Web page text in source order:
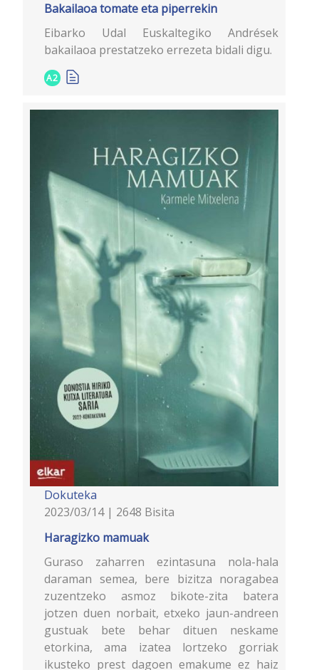
Bakailaoa tomate eta piperrekin
Eibarko Udal Euskaltegiko Andrések
bakailaoa prestatzeko errezeta bidali digu.
A2
Dokuteka
2023/03/14 | 2648 Bisita
Haragizko mamuak
Guraso zaharren ezintasuna nola-hala
daraman semea, bere bizitza noragabea
zuzentzeko asmoz bikote-zita batera
jotzen duen norbait, etxeko jaun-andreen
gustuak bete behar dituen neskame
etorkina, ama izatea lortzeko gorriak
ikusteko prest dagoen emakume ez haiz